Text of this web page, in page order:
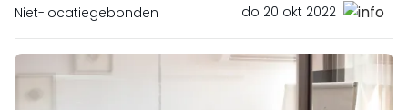
Niet-locatiegebonden
do 20 okt 2022